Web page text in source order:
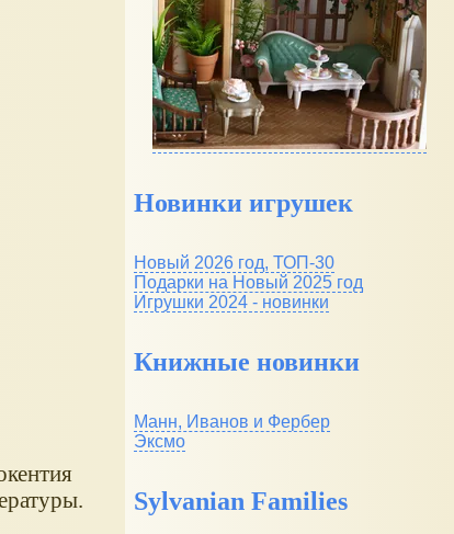
Новинки игрушек
Новый 2026 год, ТОП-30
Подарки на Новый 2025 год
Игрушки 2024 - новинки
Книжные новинки
Манн, Иванов и Фербер
Эксмо
Sylvanian Families